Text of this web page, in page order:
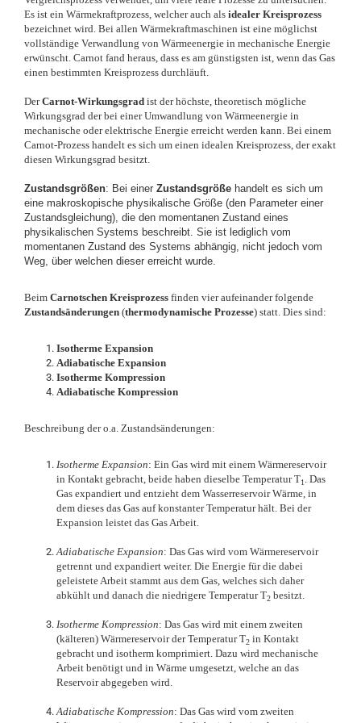
Es ist ein Wärmekraftprozess, welcher auch als idealer Kreisprozess
bezeichnet wird. Bei allen Wärmekraftmaschinen ist eine möglichst
vollständige Verwandlung von Wärmeenergie in mechanische Energie
erwünscht. Carnot fand heraus, dass es am günstigsten ist, wenn das Gas
einen bestimmten Kreisprozess durchläuft.
DerCarnot-Wirkungsgrad ist der höchste, theoretisch mögliche
Wirkungsgrad der bei einer Umwandlung von Wärmeenergie in
mechanische oder elektrische Energie erreicht werden kann. Bei einem
Carnot-Prozess handelt es sich um einen idealen Kreisprozess, der exakt
diesen Wirkungsgrad besitzt.
Zustandsgrößen: Bei einer Zustandsgröße handelt es sich um
eine makroskopische physikalische Größe (den Parameter einer
Zustandsgleichung), die den momentanen Zustand eines
physikalischen Systems beschreibt. Sie ist lediglich vom
momentanen Zustand des Systems abhängig, nicht jedoch vom
Weg, über welchen dieser erreicht wurde.
Beim Carnotschen Kreisprozess finden vier aufeinander folgende
Zustandsänderungen (thermodynamische Prozesse) statt. Dies sind:
Isotherme Expansion
Adiabatische Expansion
Isotherme Kompression
Adiabatische Kompression
Beschreibung der o.a. Zustandsänderungen:
Isotherme Expansion: Ein Gas wird mit einem Wärmereservoir
in Kontakt gebracht, beide haben dieselbe Temperatur T1 . Das
Gas expandiert und entzieht dem Wasserreservoir Wärme, in
dem dieses das Gas auf konstanter Temperatur hält. Bei der
Expansion leistet das Gas Arbeit.
Adiabatische Expansion: Das Gas wird vom Wärmereservoir
getrennt und expandiert weiter. Die Energie für die dabei
geleistete Arbeit stammt aus dem Gas, welches sich daher
abkühlt und danach die niedrigere Temperatur T2 besitzt.
Isotherme Kompression: Das Gas wird mit einem zweiten
(kälteren) Wärmereservoir der Temperatur T2 in Kontakt
gebracht und isotherm komprimiert. Dazu wird mechanische
Arbeit benötigt und in Wärme umgesetzt, welche an das
Reservoir abgegeben wird.
Adiabatische Kompression: Das Gas wird vom zweiten